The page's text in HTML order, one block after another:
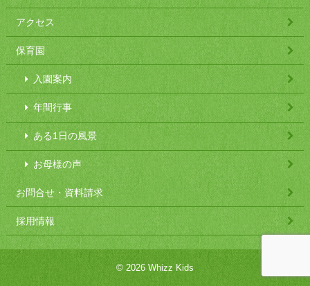
アクセス
保育園
入園案内
年間行事
ある1日の風景
お母様の声
お問合せ・資料請求
採用情報
© 2026 Whizz Kids